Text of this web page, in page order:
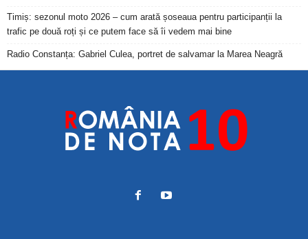
Timiș: sezonul moto 2026 – cum arată șoseaua pentru participanții la
trafic pe două roți și ce putem face să îi vedem mai bine
Radio Constanța: Gabriel Culea, portret de salvamar la Marea Neagră